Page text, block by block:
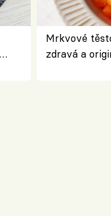
Mrkvové
zdravá a